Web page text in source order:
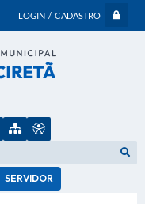
LOGIN / CADASTRO
SERVIDOR